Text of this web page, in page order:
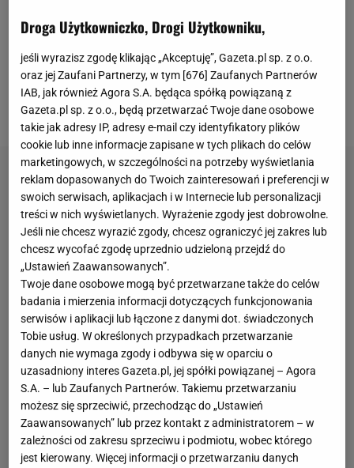
przytomnie odnalazł się w polu karnym i głową
czeka dużo trudniejsze zadanie, gdyż zmierzą się z
pogromcą obrońcy tytułu Manchesteru City -
Madryt.
Droga Użytkowniczko, Drogi Użytkowniku,
jeśli wyrazisz zgodę klikając „Akceptuję”, Gazeta.pl sp. z o.o.
oraz jej Zaufani Partnerzy, w tym [676] Zaufanych Partnerów
IAB, jak również Agora S.A. będąca spółką powiązaną z
Gazeta.pl sp. z o.o., będą przetwarzać Twoje dane osobowe
takie jak adresy IP, adresy e-mail czy identyfikatory plików
cookie lub inne informacje zapisane w tych plikach do celów
marketingowych, w szczególności na potrzeby wyświetlania
reklam dopasowanych do Twoich zainteresowań i preferencji w
swoich serwisach, aplikacjach i w Internecie lub personalizacji
treści w nich wyświetlanych. Wyrażenie zgody jest dobrowolne.
Jeśli nie chcesz wyrazić zgody, chcesz ograniczyć jej zakres lub
chcesz wycofać zgodę uprzednio udzieloną przejdź do
„Ustawień Zaawansowanych”.
Twoje dane osobowe mogą być przetwarzane także do celów
badania i mierzenia informacji dotyczących funkcjonowania
serwisów i aplikacji lub łączone z danymi dot. świadczonych
Tobie usług. W określonych przypadkach przetwarzanie
danych nie wymaga zgody i odbywa się w oparciu o
uzasadniony interes Gazeta.pl, jej spółki powiązanej – Agora
S.A. – lub Zaufanych Partnerów. Takiemu przetwarzaniu
możesz się sprzeciwić, przechodząc do „Ustawień
Zaawansowanych” lub przez kontakt z administratorem – w
zależności od zakresu sprzeciwu i podmiotu, wobec którego
jest kierowany. Więcej informacji o przetwarzaniu danych